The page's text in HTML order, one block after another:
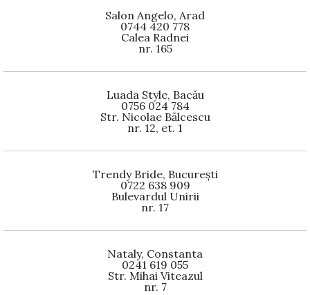
Salon Angelo, Arad
0744 420 778
Calea Radnei
nr. 165
Luada Style, Bacău
0756 024 784
Str. Nicolae Bălcescu
nr. 12, et. 1
Trendy Bride, București
0722 638 909
Bulevardul Unirii
nr. 17
Nataly, Constanta
0241 619 055
Str. Mihai Viteazul
nr. 7